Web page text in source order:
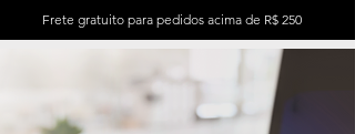
Frete gratuito para pedidos acima de R$ 250